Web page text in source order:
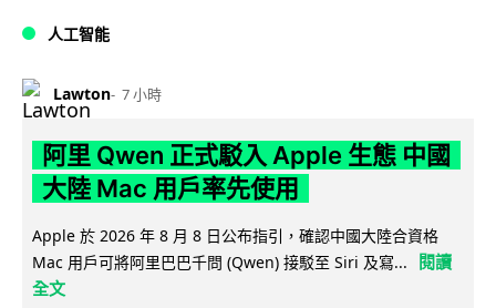
人工智能
Lawton 7 小時
阿里 Qwen 正式駁入 Apple 生態 中國
大陸 Mac 用戶率先使用
Apple 於 2026 年 8 月 8 日公布指引，確認中國大陸合資格
Mac 用戶可將阿里巴巴千問 (Qwen) 接駁至 Siri 及寫...
閱讀
全文